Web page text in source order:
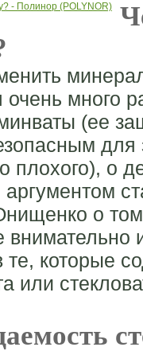
много
(ее
для
плохого), о
о
внимательно
те, которые
или